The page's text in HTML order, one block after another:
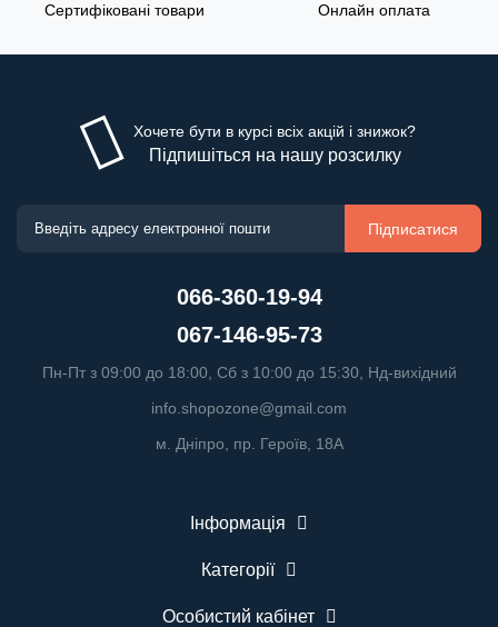
Сертифіковані товари Онлайн оплата
Хочете бути в курсі всіх акцій і знижок?
Підпишіться на нашу розсилку
Підписатися
066-360-19-94
067-146-95-73
Пн-Пт з 09:00 до 18:00, Сб з 10:00 до 15:30, Нд-вихідний
info.shopozone@gmail.com
м. Дніпро, пр. Героїв, 18А
Інформація
Категорії
Особистий кабінет